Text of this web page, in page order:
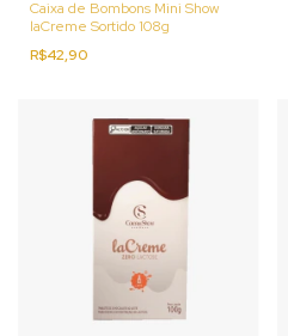
Caixa de Bombons Mini Show
laCreme Sortido 108g
R$42,90